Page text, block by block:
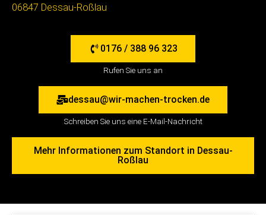
06847 Dessau-Roßlau
0176 / 388 96 323
Rufen Sie uns an
dessau@wir-machen-trocken.de
Schreiben Sie uns eine E-Mail-Nachricht
Mehr Informationen zum Standort in Dessau-
Roßlau